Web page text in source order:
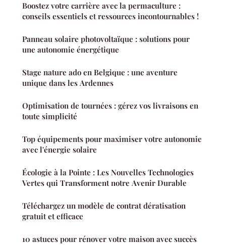
Boostez votre carrière avec la permaculture :
conseils essentiels et ressources incontournables !
Panneau solaire photovoltaïque : solutions pour
une autonomie énergétique
Stage nature ado en Belgique : une aventure
unique dans les Ardennes
Optimisation de tournées : gérez vos livraisons en
toute simplicité
Top équipements pour maximiser votre autonomie
avec l'énergie solaire
Écologie à la Pointe : Les Nouvelles Technologies
Vertes qui Transforment notre Avenir Durable
Téléchargez un modèle de contrat dératisation
gratuit et efficace
10 astuces pour rénover votre maison avec succès